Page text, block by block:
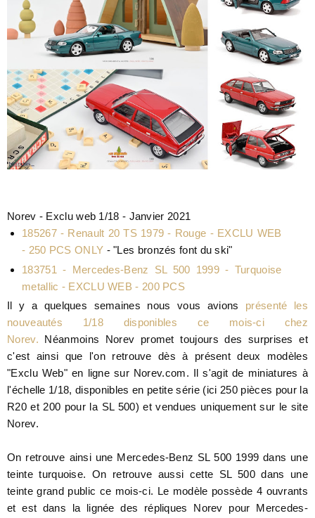
Norev - Exclu web 1/18 - Janvier 2021
185267 - Renault 20 TS 1979 - Rouge - EXCLU WEB
- 250 PCS ONLY - "Les bronzés font du ski"
183751 - Mercedes-Benz SL 500 1999 - Turquoise
metallic - EXCLU WEB - 200 PCS
Il y a quelques semaines nous vous avions présenté les
nouveautés 1/18 disponibles ce mois-ci chez
Norev. Néanmoins Norev promet toujours des surprises et
c'est ainsi que l'on retrouve dès à présent deux modèles
"Exclu Web" en ligne sur Norev.com. Il s'agit de miniatures à
l'échelle 1/18, disponibles en petite série (ici 250 pièces pour la
R20 et 200 pour la SL 500) et vendues uniquement sur le site
Norev.
On retrouve ainsi une Mercedes-Benz SL 500 1999 dans une
teinte turquoise. On retrouve aussi cette SL 500 dans une
teinte grand public ce mois-ci. Le modèle possède 4 ouvrants
et est dans la lignée des répliques Norev pour Mercedes-